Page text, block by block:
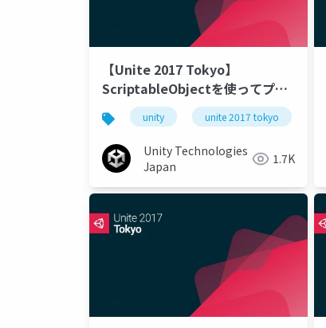
【Unite 2017 Tokyo】
ScriptableObjectを使ってプロ
グラマーもアーティストも幸せに
なろう
unity unite 2017 tokyo
Unity Technologies
Japan
1.7K